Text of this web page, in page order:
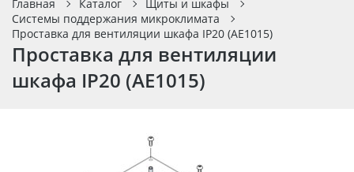
Главная Каталог
Щиты и шкафы
Системы поддержания микроклимата
Проставка для вентиляции шкафа IP20 (AE1015)
Проставка для вентиляции
шкафа IP20 (AE1015)